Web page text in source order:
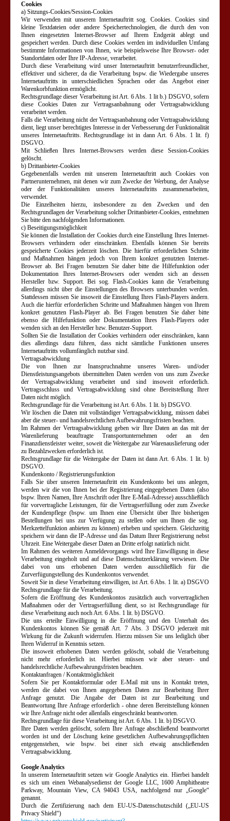
Cookies
a) Sitzungs-Cookies/Session-Cookies
Wir verwenden mit unserem Internetauftritt sog. Cookies. Cookies sind
kleine Textdateien oder andere Speichertechnologien, die durch den von
Ihnen eingesetzten Internet-Browser auf Ihrem Endgerät ablegt und
gespeichert werden. Durch diese Cookies werden im individuellen Umfang
bestimmte Informationen von Ihnen, wie beispielsweise Ihre Browser- oder
Standortdaten oder Ihre IP-Adresse, verarbeitet.
Durch diese Verarbeitung wird unser Internetauftritt benutzerfreundlicher,
effektiver und sicherer, da die Verarbeitung bspw. die Wiedergabe unseres
Internetauftritts in unterschiedlichen Sprachen oder das Angebot einer
Warenkorbfunktion ermöglicht.
Rechtsgrundlage dieser Verarbeitung ist Art. 6 Abs. 1 lit b.) DSGVO, sofern
diese Cookies Daten zur Vertragsanbahnung oder Vertragsabwicklung
verarbeitet werden.
Falls die Verarbeitung nicht der Vertragsanbahnung oder Vertragsabwicklung
dient, liegt unser berechtigtes Interesse in der Verbesserung der Funktionalität
unseres Internetauftritts. Rechtsgrundlage ist in dann Art. 6 Abs. 1 lit. f)
DSGVO.
Mit Schließen Ihres Internet-Browsers werden diese Session-Cookies
gelöscht.
b) Drittanbieter-Cookies
Gegebenenfalls werden mit unserem Internetauftritt auch Cookies von
Partnerunternehmen, mit denen wir zum Zwecke der Werbung, der Analyse
oder der Funktionalitäten unseres Internetauftritts zusammenarbeiten,
verwendet.
Die Einzelheiten hierzu, insbesondere zu den Zwecken und den
Rechtsgrundlagen der Verarbeitung solcher Drittanbieter-Cookies, entnehmen
Sie bitte den nachfolgenden Informationen.
c) Beseitigungsmöglichkeit
Sie können die Installation der Cookies durch eine Einstellung Ihres Internet-
Browsers verhindern oder einschränken. Ebenfalls können Sie bereits
gespeicherte Cookies jederzeit löschen. Die hierfür erforderlichen Schritte
und Maßnahmen hängen jedoch von Ihrem konkret genutzten Internet-
Browser ab. Bei Fragen benutzen Sie daher bitte die Hilfefunktion oder
Dokumentation Ihres Internet-Browsers oder wenden sich an dessen
Hersteller bzw. Support. Bei sog. Flash-Cookies kann die Verarbeitung
allerdings nicht über die Einstellungen des Browsers unterbunden werden.
Stattdessen müssen Sie insoweit die Einstellung Ihres Flash-Players ändern.
Auch die hierfür erforderlichen Schritte und Maßnahmen hängen von Ihrem
konkret genutzten Flash-Player ab. Bei Fragen benutzen Sie daher bitte
ebenso die Hilfefunktion oder Dokumentation Ihres Flash-Players oder
wenden sich an den Hersteller bzw. Benutzer-Support.
Sollten Sie die Installation der Cookies verhindern oder einschränken, kann
dies allerdings dazu führen, dass nicht sämtliche Funktionen unseres
Internetauftritts vollumfänglich nutzbar sind.
Vertragsabwicklung
Die von Ihnen zur Inanspruchnahme unseres Waren- und/oder
Dienstleistungsangebots übermittelten Daten werden von uns zum Zwecke
der Vertragsabwicklung verarbeitet und sind insoweit erforderlich.
Vertragsschluss und Vertragsabwicklung sind ohne Bereitstellung Ihrer
Daten nicht möglich.
Rechtsgrundlage für die Verarbeitung ist Art. 6 Abs. 1 lit. b) DSGVO.
Wir löschen die Daten mit vollständiger Vertragsabwicklung, müssen dabei
aber die steuer- und handelsrechtlichen Aufbewahrungsfristen beachten.
Im Rahmen der Vertragsabwicklung geben wir Ihre Daten an das mit der
Warenlieferung beauftragte Transportunternehmen oder an den
Finanzdienstleister weiter, soweit die Weitergabe zur Warenauslieferung oder
zu Bezahlzwecken erforderlich ist.
Rechtsgrundlage für die Weitergabe der Daten ist dann Art. 6 Abs. 1 lit. b)
DSGVO.
Kundenkonto / Registrierungsfunktion
Falls Sie über unseren Internetauftritt ein Kundenkonto bei uns anlegen,
werden wir die von Ihnen bei der Registrierung eingegebenen Daten (also
bspw. Ihren Namen, Ihre Anschrift oder Ihre E-Mail-Adresse) ausschließlich
für vorvertragliche Leistungen, für die Vertragserfüllung oder zum Zwecke
der Kundenpflege (bspw. um Ihnen eine Übersicht über Ihre bisherigen
Bestellungen bei uns zur Verfügung zu stellen oder um Ihnen die sog.
Merkzettelfunktion anbieten zu können) erheben und speichern. Gleichzeitig
speichern wir dann die IP-Adresse und das Datum Ihrer Registrierung nebst
Uhrzeit. Eine Weitergabe dieser Daten an Dritte erfolgt natürlich nicht.
Im Rahmen des weiteren Anmeldevorgangs wird Ihre Einwilligung in diese
Verarbeitung eingeholt und auf diese Datenschutzerklärung verwiesen. Die
dabei von uns erhobenen Daten werden ausschließlich für die
Zurverfügungstellung des Kundenkontos verwendet.
Soweit Sie in diese Verarbeitung einwilligen, ist Art. 6 Abs. 1 lit. a) DSGVO
Rechtsgrundlage für die Verarbeitung.
Sofern die Eröffnung des Kundenkontos zusätzlich auch vorvertraglichen
Maßnahmen oder der Vertragserfüllung dient, so ist Rechtsgrundlage für
diese Verarbeitung auch noch Art. 6 Abs. 1 lit. b) DSGVO.
Die uns erteilte Einwilligung in die Eröffnung und den Unterhalt des
Kundenkontos können Sie gemäß Art. 7 Abs. 3 DSGVO jederzeit mit
Wirkung für die Zukunft widerrufen. Hierzu müssen Sie uns lediglich über
Ihren Widerruf in Kenntnis setzen.
Die insoweit erhobenen Daten werden gelöscht, sobald die Verarbeitung
nicht mehr erforderlich ist. Hierbei müssen wir aber steuer- und
handelsrechtliche Aufbewahrungsfristen beachten.
Kontaktanfragen / Kontaktmöglichkeit
Sofern Sie per Kontaktformular oder E-Mail mit uns in Kontakt treten,
werden die dabei von Ihnen angegebenen Daten zur Bearbeitung Ihrer
Anfrage genutzt. Die Angabe der Daten ist zur Bearbeitung und
Beantwortung Ihre Anfrage erforderlich - ohne deren Bereitstellung können
wir Ihre Anfrage nicht oder allenfalls eingeschränkt beantworten.
Rechtsgrundlage für diese Verarbeitung ist Art. 6 Abs. 1 lit. b) DSGVO.
Ihre Daten werden gelöscht, sofern Ihre Anfrage abschließend beantwortet
worden ist und der Löschung keine gesetzlichen Aufbewahrungspflichten
entgegenstehen, wie bspw. bei einer sich etwaig anschließenden
Vertragsabwicklung.
Google Analytics
In unserem Internetauftritt setzen wir Google Analytics ein. Hierbei handelt
es sich um einen Webanalysedienst der Google LLC, 1600 Amphitheatre
Parkway, Mountain View, CA 94043 USA, nachfolgend nur „Google“
genannt.
Durch die Zertifizierung nach dem EU-US-Datenschutzschild („EU-US
Privacy Shield“)